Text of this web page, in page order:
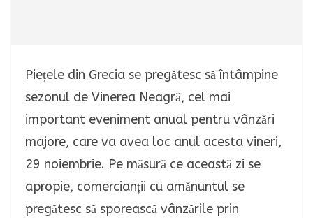
Piețele din Grecia se pregătesc să întâmpine
sezonul de Vinerea Neagră, cel mai
important eveniment anual pentru vânzări
majore, care va avea loc anul acesta vineri,
29 noiembrie. Pe măsură ce această zi se
apropie, comercianții cu amănuntul se
pregătesc să sporească vânzările prin